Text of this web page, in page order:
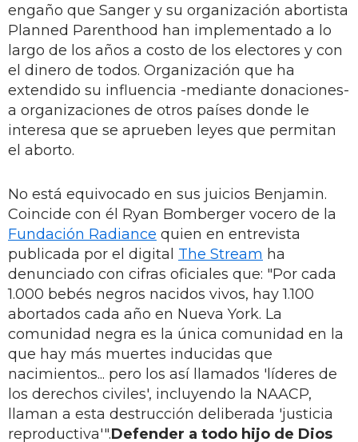
engaño que Sanger y su organización abortista
Planned Parenthood han implementado a lo
largo de los años a costo de los electores y con
el dinero de todos. Organización que ha
extendido su influencia -mediante donaciones-
a organizaciones de otros países donde le
interesa que se aprueben leyes que permitan
el aborto.
No está equivocado en sus juicios Benjamin.
Coincide con él Ryan Bomberger vocero de la
Fundación Radiance quien en entrevista
publicada por el digital The Stream ha
denunciado con cifras oficiales que: "Por cada
1.000 bebés negros nacidos vivos, hay 1.100
abortados cada año en Nueva York. La
comunidad negra es la única comunidad en la
que hay más muertes inducidas que
nacimientos... pero los así llamados 'líderes de
los derechos civiles', incluyendo la NAACP,
llaman a esta destrucción deliberada 'justicia
reproductiva'".Defender a todo hijo de Dios